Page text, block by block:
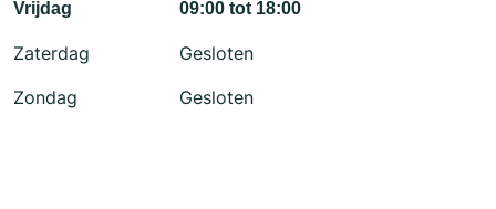
Vrijdag 09:00 tot 18:00
Zaterdag
Gesloten
Zondag
Gesloten